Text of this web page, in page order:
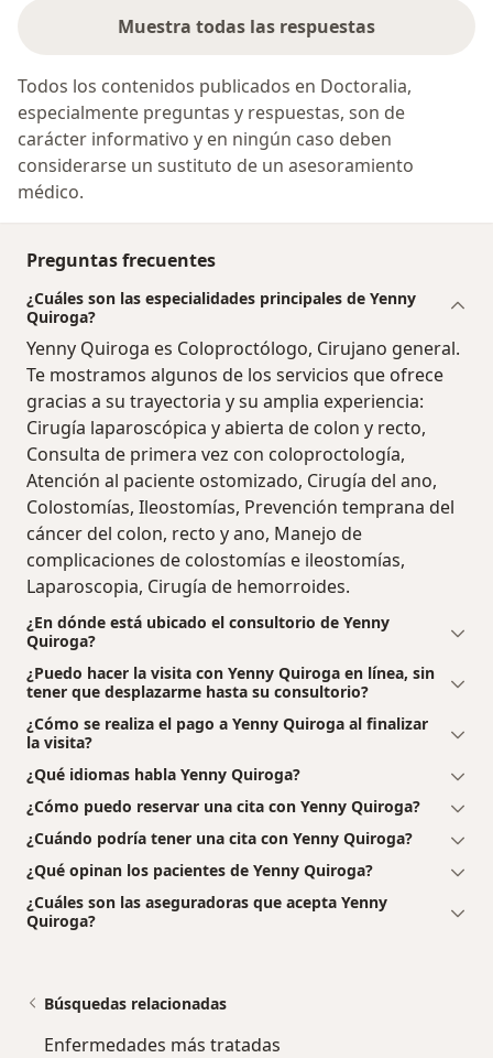
Muestra todas las respuestas
Todos los contenidos publicados en Doctoralia,
especialmente preguntas y respuestas, son de
carácter informativo y en ningún caso deben
considerarse un sustituto de un asesoramiento
médico.
Preguntas frecuentes
¿Cuáles son las especialidades principales de Yenny
Quiroga?
Yenny Quiroga es Coloproctólogo, Cirujano general.
Te mostramos algunos de los servicios que ofrece
gracias a su trayectoria y su amplia experiencia:
Cirugía laparoscópica y abierta de colon y recto,
Consulta de primera vez con coloproctología,
Atención al paciente ostomizado, Cirugía del ano,
Colostomías, Ileostomías, Prevención temprana del
cáncer del colon, recto y ano, Manejo de
complicaciones de colostomías e ileostomías,
Laparoscopia, Cirugía de hemorroides.
¿En dónde está ubicado el consultorio de Yenny
Quiroga?
¿Puedo hacer la visita con Yenny Quiroga en línea, sin
tener que desplazarme hasta su consultorio?
¿Cómo se realiza el pago a Yenny Quiroga al finalizar
la visita?
¿Qué idiomas habla Yenny Quiroga?
¿Cómo puedo reservar una cita con Yenny Quiroga?
¿Cuándo podría tener una cita con Yenny Quiroga?
¿Qué opinan los pacientes de Yenny Quiroga?
¿Cuáles son las aseguradoras que acepta Yenny
Quiroga?
Búsquedas relacionadas
Enfermedades más tratadas